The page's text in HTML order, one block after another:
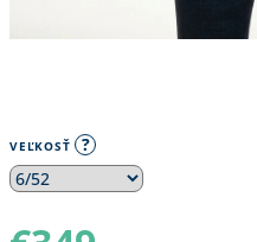
VEĽKOSŤ ?